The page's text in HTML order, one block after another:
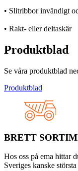
• Slitribbor invändigt
• Rakt- eller deltaskär
Produktblad
Se våra produktblad
Produktblad
BRETT
Hos oss på ema hittar
Sveriges kanske